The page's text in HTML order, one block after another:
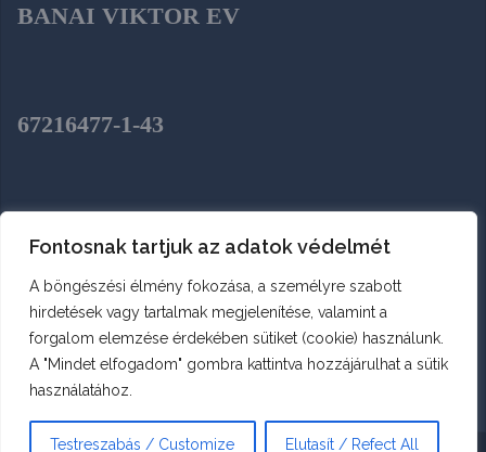
Fontosnak tartjuk az adatok védelmét
A böngészési élmény fokozása, a személyre szabott
hirdetések vagy tartalmak megjelenítése, valamint a
forgalom elemzése érdekében sütiket (cookie) használunk.
A "Mindet elfogadom" gombra kattintva hozzájárulhat a sütik
használatához.
Testreszabás / Customize Elutasít / Refect All
BANAI VIKTOR EV
67216477-1-43
SZENTENDRE, HÉJA UTCA 2.